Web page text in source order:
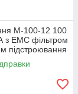
M-100-12 100
з EMC фільтром
підстроювання
1018125